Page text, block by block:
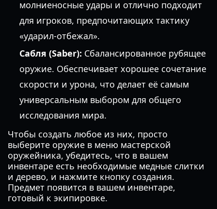
молниеносные удары и отлично подходит
для игроков, предпочитающих тактику
«ударил-отбежал».
Сабля (Saber): Сбалансированное рубящее
оружие. Обеспечивает хорошее сочетание
скорости и урона, что делает её самым
универсальным выбором для общего
исследования мира.
Чтобы создать любое из них, просто
выберите оружие в меню мастерской
оружейника, убедитесь, что в вашем
инвентаре есть необходимые медные слитки
и дерево, и нажмите кнопку создания.
Предмет появится в вашем инвентаре,
готовый к экипировке.